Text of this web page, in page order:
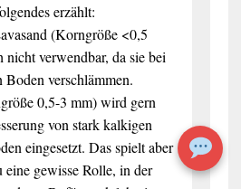
erzählt:
(Korngröße <0,5
verwendbar, da sie bei
Boden verschlämmen.
0,5-3 mm) wird gern
von stark kalkigen
eingesetzt. Das spielt aber
eine gewisse Rolle, in der